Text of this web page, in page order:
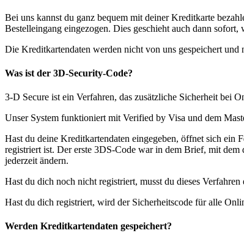
Bei uns kannst du ganz bequem mit deiner Kreditkarte
Bestelleingang eingezogen. Dies geschieht auch dann
Die Kreditkartendaten werden nicht von uns gespeichert
Was ist dеr 3D-Security-Code?
3-D Secure ist ein Verfahren, das zusätzliche Sicherheit bei
Unser System funktioniert mit Verified by Visa und dem
Hast du deine Kreditkartendaten eingegeben, öffnet sich ein
registriert ist. Der erste 3DS-Code war in dem Brief, mit
jederzeit ändern.
Hast du dich noch nicht registriert, musst du dieses
Hast du dich registriert, wird der Sicherheitscode für alle
Werden Kreditkartendaten gespeichert?